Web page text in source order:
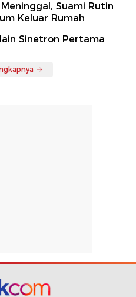
Suami Rutin
Keluar Rumah
Sinetron Pertama